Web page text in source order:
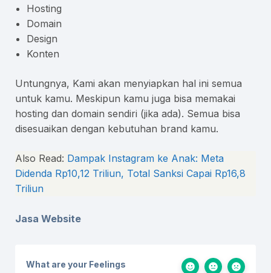
Hosting
Domain
Design
Konten
Untungnya, Kami akan menyiapkan hal ini semua
untuk kamu. Meskipun kamu juga bisa memakai
hosting dan domain sendiri (jika ada). Semua bisa
disesuaikan dengan kebutuhan brand kamu.
Also Read: Dampak Instagram ke Anak: Meta
Didenda Rp10,12 Triliun, Total Sanksi Capai Rp16,8
Triliun
Jasa Website
What are your Feelings